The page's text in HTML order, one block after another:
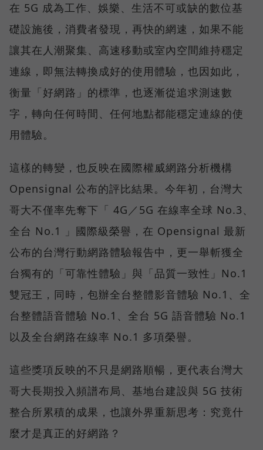
在 5G 成為工作、娛樂、生活不可或缺的數位基
礎設施後，消費者發現，再快的網速，如果不能
讓其在人潮聚集、高速移動或室內空間維持穩定
連線，即無法轉換成好的使用體驗，也因如此，
衡量「好網路」的標準，也逐漸從追求測速數
字，轉向任何時間、任何地點都能穩定連線的使
用體驗。
這樣的轉變，也反映在國際權威網路分析機構
Opensignal 公布的評比結果。今年初，台灣大
哥大不僅率先奪下「 4G／5G 在線率全球 No.3、
全台 No.1 」國際級榮譽，在 Opensignal 最新
公布的台灣行動網路體驗報告中，更一舉斬獲全
台獨有的「可靠性體驗」與「品質一致性」No.1
雙冠王，同時，包辦全台整體影音體驗 No.1、全
台整體語音體驗 No.1、全台 5G 語音體驗 No.1
以及全台網路在線率 No.1 多項榮譽。
這些獎項反映的不只是網路順暢，更代表台灣大
哥大長期投入頻譜布局、基地台建設與 5G 技術
整合所累積的成果，也讓外界重新思考：究竟什
麼才是真正的好網路？